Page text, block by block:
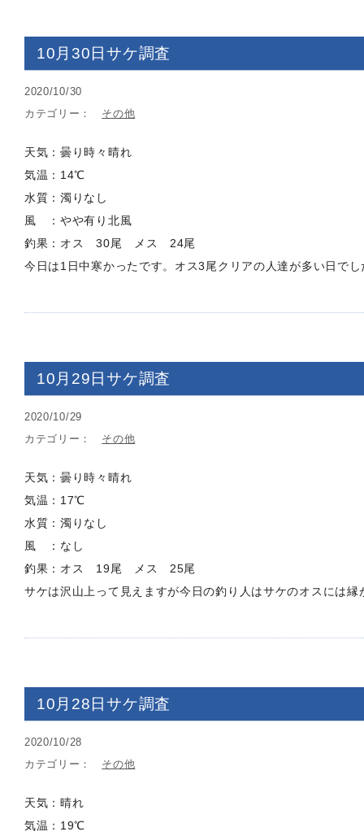
10月30日サケ調査
2020/10/30
カテゴリー：
その他
天気：曇り時々晴れ
気温：14℃
水質：濁りなし
風 ：やや有り北風
釣果：オス 30尾 メス 24尾
今日は1日中寒かったです。オス3尾クリアの人達が多い日でし
10月29日サケ調査
2020/10/29
カテゴリー：
その他
天気：曇り時々晴れ
気温：17℃
水質：濁りなし
風 ：なし
釣果：オス 19尾 メス 25尾
サケは沢山上って見えますが今日の釣り人はサケのオスには縁
10月28日サケ調査
2020/10/28
カテゴリー：
その他
天気：晴れ
気温：19℃